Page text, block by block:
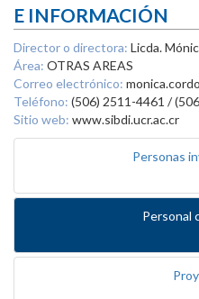
E INFORMACIÓN
Director o directora: Licda.
Área: OTRAS AREAS
Correo electrónico:
Teléfono: (506) 2511-4461 /
Sitio web: www.sibdi.ucr.ac.cr
Personas
Personal